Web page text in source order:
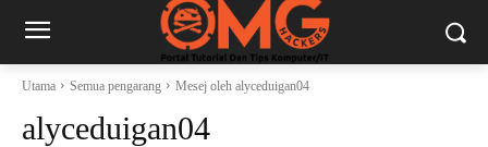
Utama Semua pengarang Mesej oleh alyceduigan04
alyceduigan04